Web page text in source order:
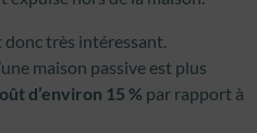
donc très intéressant.
maison passive est plus
d’environ 15 % par rapport à